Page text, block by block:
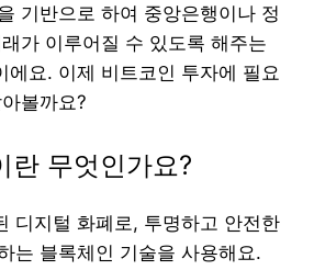
기반으로 하여 중앙은행이나 정
가 이루어질 수 있도록 해주는
에요. 이제 비트코인 투자에 필요
볼까요?
란 무엇인가요?
디지털 화폐로, 투명하고 안전한
는 블록체인 기술을 사용해요.